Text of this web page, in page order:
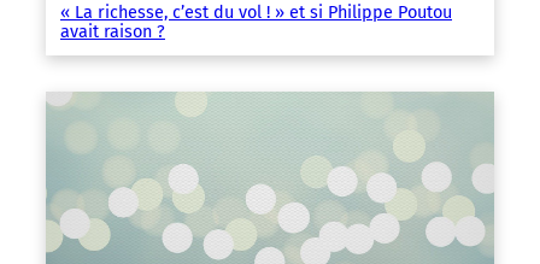
« La richesse, c’est du vol ! » et si Philippe Poutou
avait raison ?